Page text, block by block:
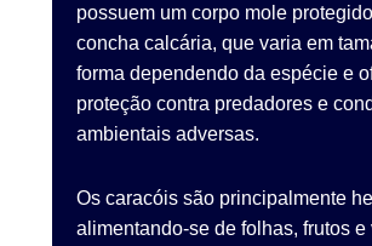
possuem um corpo mole
concha calcária, que varia em
forma dependendo da espécie e
proteção contra predadores e
ambientais adversas.
Os caracóis são principalmente
alimentando-se de folhas, frutos e